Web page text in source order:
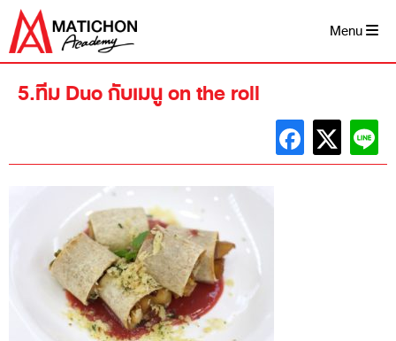
Skip
content
Menu
5.ทีม Duo กับเมนู on the roll